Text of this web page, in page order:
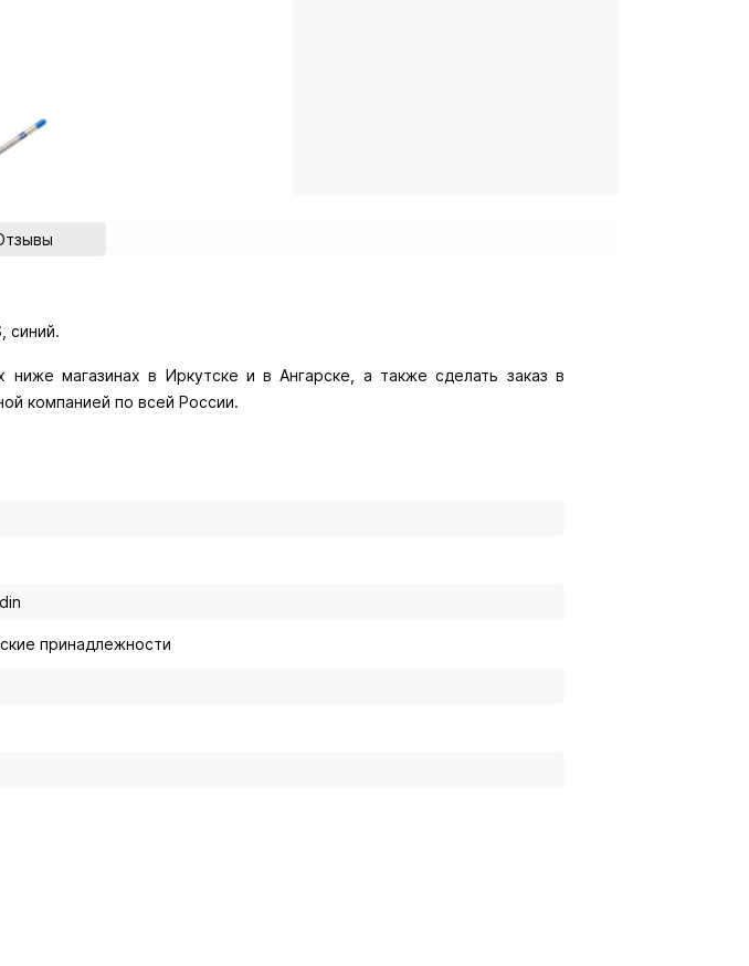
синий.
магазинах в Иркутске и в Ангарске, а также сделать заказ в
компанией по всей России.
принадлежности